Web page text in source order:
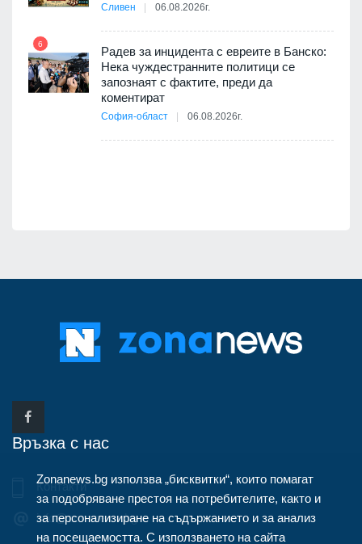
Сливен 06.08.2026г.
6
Радев за инцидента с евреите в Банско:
Нека чуждестранните политици се
запознаят с фактите, преди да
коментират
София-област 06.08.2026г.
Връзка с нас
Контакти
info@zonanews.bg
Zonanews.bg използва „бисквитки“, които помагат
за подобряване престоя на потребителите, както и
за персонализиране на съдържанието и за анализ
на посещаемостта. С използването на сайта